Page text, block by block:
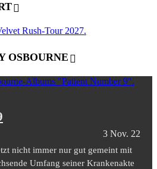
OSBOURNE
3 Nov. 22
nicht immer nur gut gemeint mit
Umfang seiner Krankenakte